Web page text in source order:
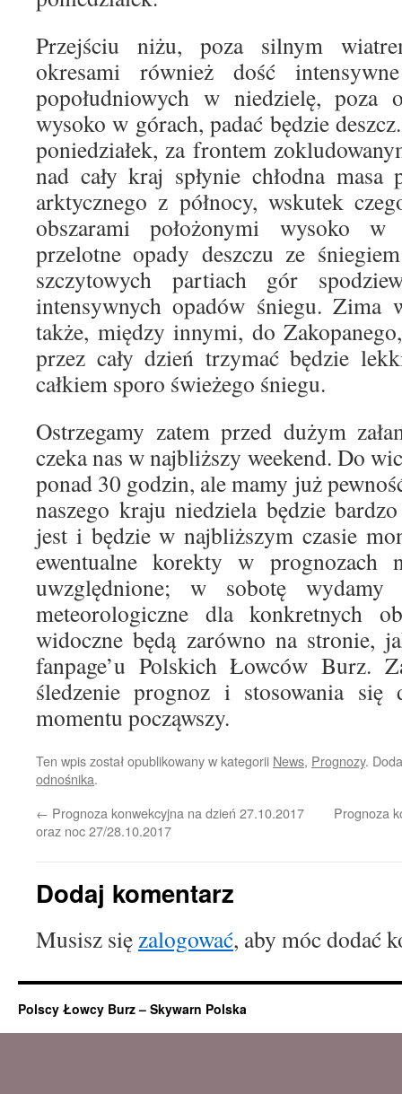
Przejściu niżu, poza silnym
okresami również dość
popołudniowych w niedzielę, poza
wysoko w górach, padać będzie
poniedziałek, za frontem
nad cały kraj spłynie chłodna masa
arktycznego z północy, wskutek
obszarami położonymi wysoko
przelotne opady deszczu ze
szczytowych partiach gór
intensywnych opadów śniegu. Zima
także, między innymi, do
przez cały dzień trzymać będzie
całkiem sporo świeżego śniegu.
Ostrzegamy zatem przed dużym
czeka nas w najbliższy weekend. Do
ponad 30 godzin, ale mamy już
naszego kraju niedziela będzie
jest i będzie w najbliższym czasie
ewentualne korekty w prognozach
uwzględnione; w sobotę wydamy
meteorologiczne dla konkretnych
widoczne będą zarówno na stronie,
fanpage’u Polskich Łowców Burz.
śledzenie prognoz i stosowania się
momentu począwszy.
Ten wpis został opublikowany w kategorii News, Prognozy.
odnośnika.
← Prognoza konwekcyjna na dzień 27.10.2017
oraz noc 27/28.10.2017
Prognoza
Dodaj komentarz
Musisz sięzalogować, aby móc dodać
Polscy Łowcy Burz – Skywarn Polska